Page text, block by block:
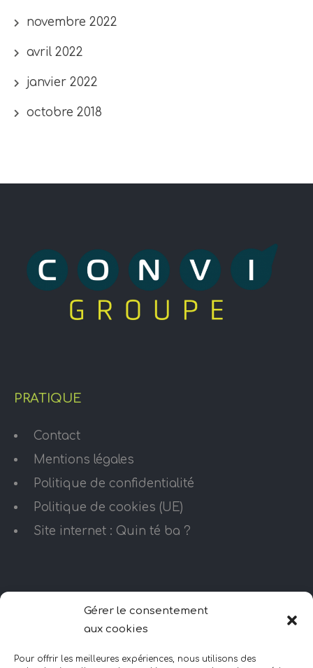
Gérer le consentement
aux cookies
Pour offrir les meilleures expériences, nous utilisons des
novembre 2022
avril 2022
janvier 2022
octobre 2018
PRATIQUE
Contact
Mentions légales
Politique de confidentialité
Politique de cookies (UE)
Site internet : Quin té ba ?
Lundi – Vendredi
10H – minuit